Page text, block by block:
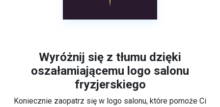
Wyróżnij się z tłumu dzięki
oszałamiającemu logo salonu
fryzjerskiego
Koniecznie zaopatrz się w logo salonu, które pomoże Ci